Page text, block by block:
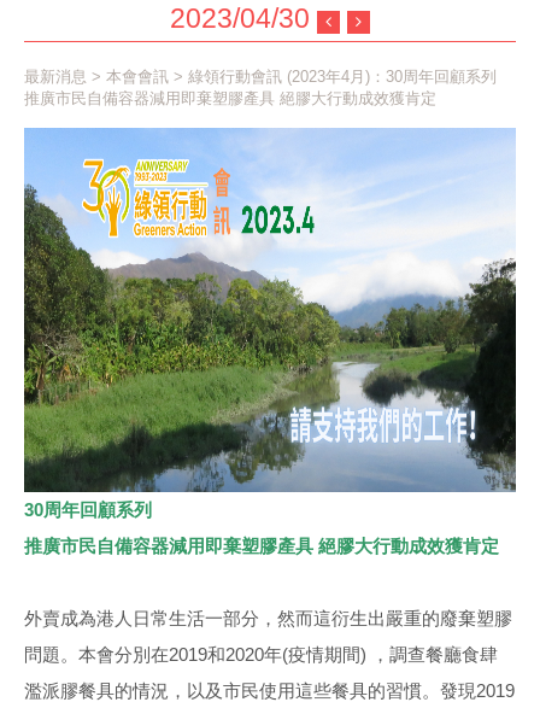
2023/04/30
最新消息 > 本會會訊 > 綠領行動會訊 (2023年4月)：30周年回顧系列
推廣市民自備容器減用即棄塑膠產具 絕膠大行動成效獲肯定
30周年回顧系列
推廣市民自備容器減用即棄塑膠產具 絕膠大行動成效獲肯定
外賣成為港人日常生活一部分，然而這衍生出嚴重的廢棄塑膠
問題。本會分別在2019和2020年(疫情期間) ，調查餐廳食肆
濫派膠餐具的情況，以及市民使用這些餐具的習慣。發現2019